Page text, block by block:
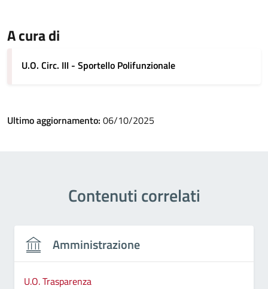
A cura di
U.O. Circ. III - Sportello Polifunzionale
Ultimo aggiornamento: 06/10/2025
Contenuti correlati
Amministrazione
U.O. Trasparenza